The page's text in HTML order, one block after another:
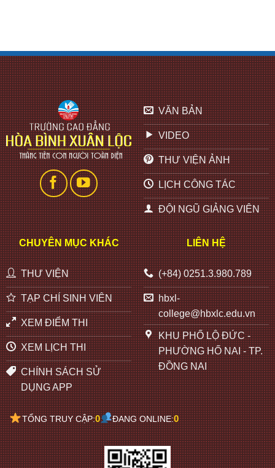
VĂN BẢN
VIDEO
THƯ VIỆN ẢNH
LỊCH CÔNG TÁC
ĐỘI NGŨ GIẢNG VIÊN
CHUYÊN MỤC KHÁC
THƯ VIỆN
TẠP CHÍ SINH VIÊN
XEM ĐIỂM THI
XEM LỊCH THI
CHÍNH SÁCH SỬ
DỤNG APP
LIÊN HỆ
(+84) 0251.3.980.789
hbxl-
college@hbxlc.edu.vn
KHU PHỐ LỘ ĐỨC -
PHƯỜNG HỐ NAI - TP.
ĐỒNG NAI
TỔNG TRUY CẬP:0 ĐANG ONLINE:0